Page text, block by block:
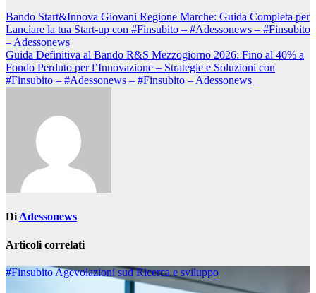
Navigazione
articoli
Bando Start&Innova Giovani Regione Marche: Guida Completa per
Lanciare la tua Start-up con #Finsubito – #Adessonews – #Finsubito
– Adessonews
Guida Definitiva al Bando R&S Mezzogiorno 2026: Fino al 40% a
Fondo Perduto per l’Innovazione – Strategie e Soluzioni con
#Finsubito – #Adessonews – #Finsubito – Adessonews
Di Adessonews
Articoli correlati
#FinsubitoAgevolazioni sudRicerca e sviluppo